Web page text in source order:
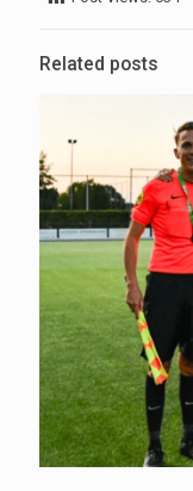
Related posts